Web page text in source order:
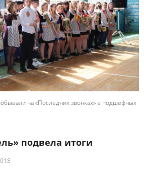
на «Последних звонках» в подшефных
подвела итоги